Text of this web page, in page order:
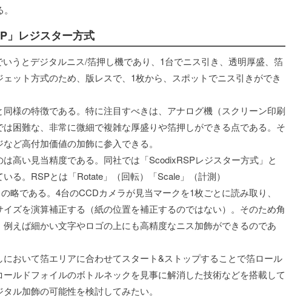
」レジスター方式
いうとデジタルニス/箔押し機であり、1台でニス引き、透明厚盛、箔
ット方式のため、版レスで、1枚から、スポットでニス引きができ
様の特徴である。特に注目すべきは、アナログ機（スクリーン印刷
困難な、非常に微細で複雑な厚盛りや箔押しができる点である。そ
ど高付加価値の加飾に参入できる。
高い見当精度である。同社では「ScodixRSPレジスター方式」と
る。RSPとは「Rotate」（回転）「Scale」（計測）
略である。4台のCCDカメラが見当マークを1枚ごとに読み取り、
ズを演算補正する（紙の位置を補正するのではない）。そのため角
えば細かい文字やロゴの上にも高精度なニス加飾ができるのであ
おいて箔エリアに合わせてスタート&ストップすることで箔ロール
ルドフォイルのボトルネックを見事に解消した技術などを搭載して
ル加飾の可能性を検討してみたい。